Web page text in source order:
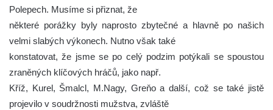
Polepech. Musíme si přiznat, že
některé porážky byly naprosto zbytečné a hlavně po našich
velmi slabých výkonech. Nutno však také
konstatovat, že jsme se po celý podzim potýkali se spoustou
zraněných klíčových hráčů, jako např.
Kříž, Kurel, Šmalcl, M.Nagy, Greňo a další, což se také jistě
projevilo v soudržnosti mužstva, zvláště